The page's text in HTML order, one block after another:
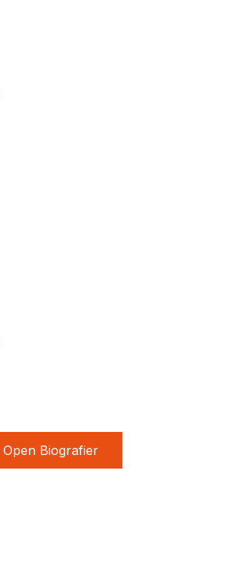
Open Biografier